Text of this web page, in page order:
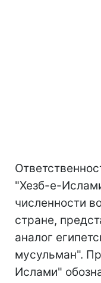
"Хезб-е-
численности
стране,
аналог
мусульман".
Ислами"